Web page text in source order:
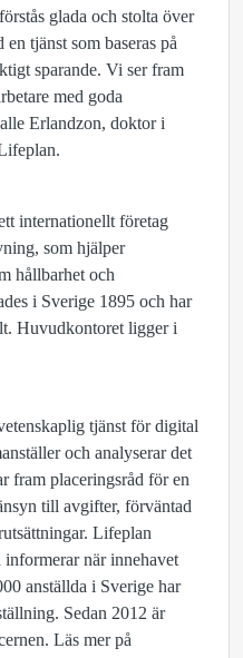
glada och stolta över
tjänst som baseras på
sparande. Vi ser fram
med goda
Erlandzon, doktor i
internationellt företag
som hjälper
hållbarhet och
i Sverige 1895 och har
Huvudkontoret ligger i
tjänst för digital
och analyserar det
fram placeringsråd för en
till avgifter, förväntad
Lifeplan
när innehavet
anställda i Sverige har
Sedan 2012 är
Läs mer på